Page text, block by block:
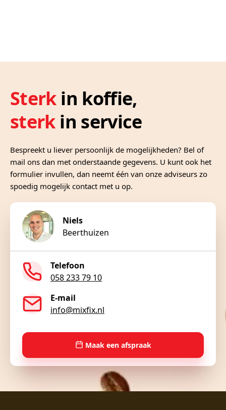
Sterkin koffie,
sterkin service
Bespreekt u liever persoonlijk de mogelijkheden? Bel of
mail ons dan met onderstaande gegevens. U kunt ook het
formulier invullen, dan neemt één van onze adviseurs zo
spoedig mogelijk contact met u op.
Niels
Beerthuizen
Telefoon
058 233 79 10
E-mail
info@mixfix.nl
Maak een afspraak